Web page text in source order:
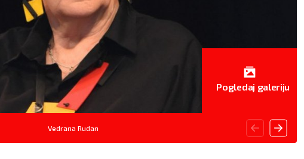
Vedrana Rudan
Pogledaj galeriju